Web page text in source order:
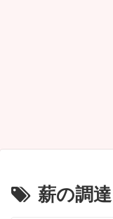
薪の調達